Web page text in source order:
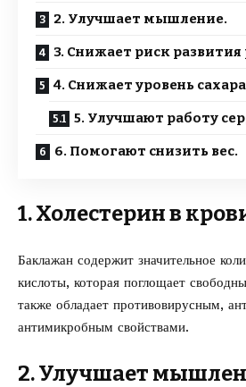
2. Улучшает мышление.
3. Снижает риск развития
4. Снижает уровень
5. Улучшают работу
6. Помогают снизить вес.
1. Холестерин в
Баклажан содержит значительное
кислоты, которая поглощает
также обладает противовирусным,
антимикробным свойствами.
2. Улучшает